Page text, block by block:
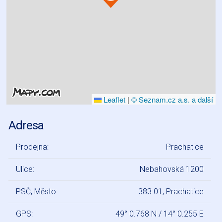
Leaflet | © Seznam.cz a.s. a další
Adresa
Prodejna: Prachatice
Ulice: Nebahovská 1200
PSČ, Město: 383 01, Prachatice
GPS: 49° 0.768 N / 14° 0.255 E